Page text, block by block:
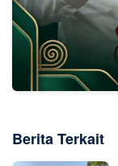
Berita Terkait